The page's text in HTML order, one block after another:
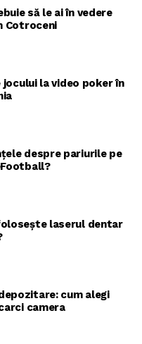
să le ai în vedere
Cotroceni
jocului la video poker în
despre pariurile pe
laserul dentar
cum alegi
camera